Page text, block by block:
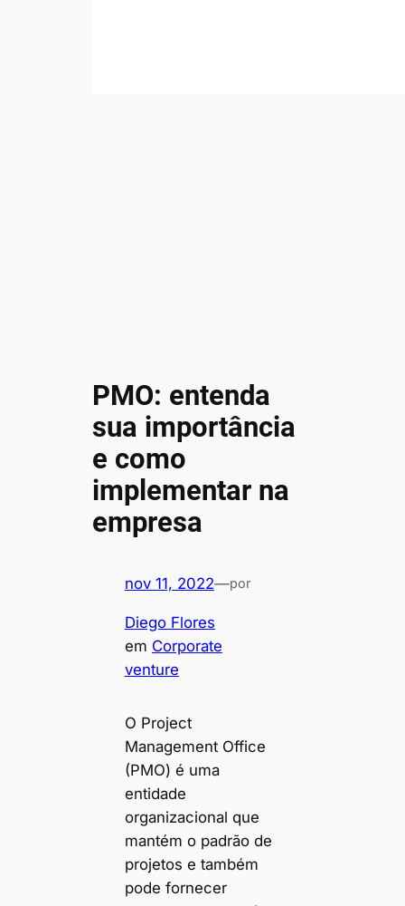
PMO: entenda
sua importância
e como
implementar na
empresa
nov 11, 2022—por
Diego Flores
em Corporate
venture
O Project
Management Office
(PMO) é uma
entidade
organizacional que
mantém o padrão de
projetos e também
pode fornecer